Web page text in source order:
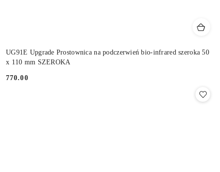
UG91E Upgrade Prostownica na podczerwień bio-infrared szeroka 50
x 110 mm SZEROKA
Cena:
770.00